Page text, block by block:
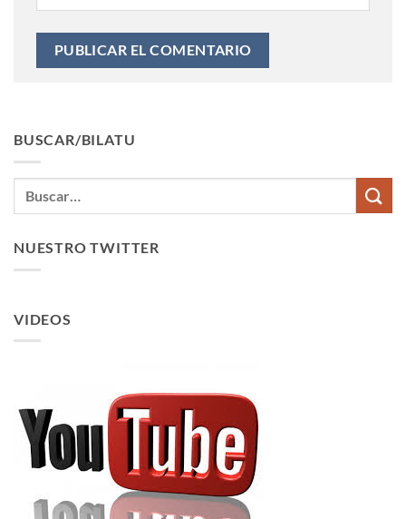
BUSCAR/BILATU
NUESTRO TWITTER
VIDEOS